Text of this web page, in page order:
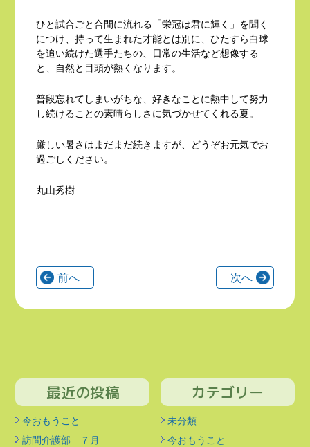
ひと試合ごと合間に流れる「栄冠は君に輝く」を聞く
につけ、持って生まれた才能とは別に、ひたすら白球
を追い続けた選手たちの、日常の生活など想像する
と、自然と目頭が熱くなります。
普段忘れてしまいがちな、好きなことに熱中して努力
し続けることの素晴らしさに気づかせてくれる夏。
厳しい暑さはまだまだ続きますが、どうぞお元気でお
過ごしください。
丸山秀樹
投
稿
の
送
前へ 次へ
最近の投稿
今おもうこと
訪問介護部 ７月
カテゴリー
未分類
今おもうこと